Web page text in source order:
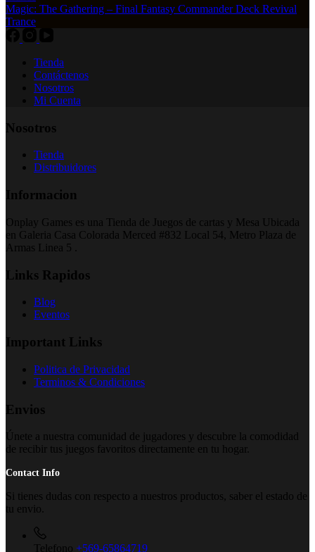
Magic: The Gathering – Final Fantasy Commander Deck Revival
Trance
Tienda
Contáctenos
Nosotros
Mi Cuenta
Nosotros
Tienda
Distribuidores
Informacion
Onplay Games es una Tienda de Juegos de cartas y Mesa Ubicada
en Galeria Casa Colorada Merced #832 Local 54, Metro Plaza de
Armas Linea 5 .
Links Rapidos
Blog
Eventos
Important Links
Politica de Privacidad
Terminos & Condiciones
Envios
Únete a nuestra comunidad de jugadores y descubre la comodidad
de recibir tus juegos favoritos directamente en tu hogar.
Contact Info
Si tienes dudas con respecto a nuestros productos, saber el estado de
tu envio.
Telefono +569-65864719